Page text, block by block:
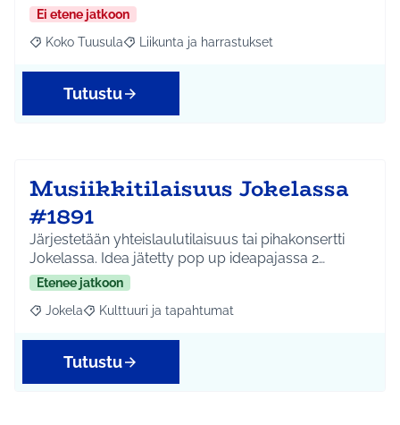
Ei etene jatkoon
Rajaa tulokset aihepiirin mukaan: Koko Tuusula
Koko Tuusula Rajaa tulokset teeman mukaan: Liikunta ja
Liikunta ja harrastukset
Tutustu
Musiikkitilaisuus Jokelassa
#1891
Järjestetään yhteislaulutilaisuus tai pihakonsertti
Jokelassa. Idea jätetty pop up ideapajassa 2…
Etenee jatkoon
Rajaa tulokset aihepiirin mukaan: Jokela
Jokela Rajaa tulokset teeman mukaan: Kulttuuri ja
Kulttuuri ja tapahtumat
Tutustu